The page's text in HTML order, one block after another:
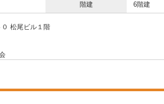
階建 6階建
松尾ビル１階